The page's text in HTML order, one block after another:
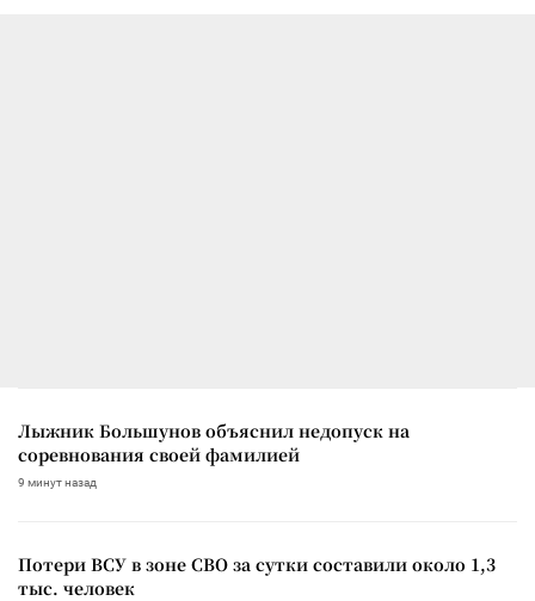
Лыжник Большунов объяснил недопуск на
соревнования своей фамилией
9 минут назад
Потери ВСУ в зоне СВО за сутки составили около 1,3
тыс. человек